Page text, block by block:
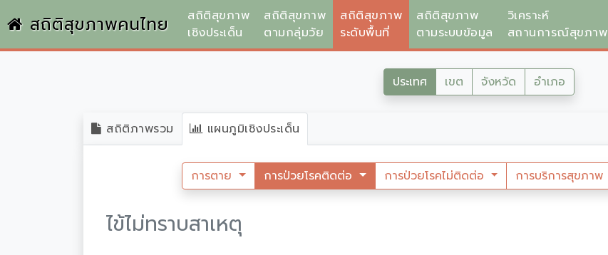
สถิติสุขภาพคนไทย
สถิติสุขภาพ
เชิงประเด็น
สถิติสุขภาพ
ตามกลุ่มวัย
สถิติสุขภาพ
ระดับพื้นที่
สถิติสุขภาพ
ตามระบบข้อมูล
วิเคราะห์
สถานการณ์สุขภาพ
ประเทศ เขต จังหวัด อำเภอ
สถิติภาพรวม แผนภูมิเชิงประเด็น
การตาย การป่วยโรคติดต่อ การป่วยโรคไม่ติดต่อ การบริการสุขภาพ
ไข้ไม่ทราบสาเหตุ